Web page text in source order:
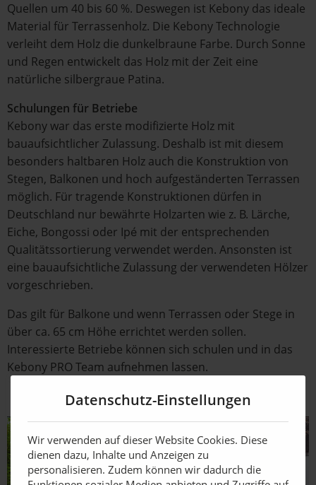
Quellen um 40 bis 60 %. Deswegen ist Kebony das ideale
Material für Terrassenholz. Die Kebony Technologie
verleiht dem Holz die dunkelbraune Farbe. Durch Sonne
und Regen entwickelt das Holz mit der Zeit eine
natürliche silbergraue Patina.
Schulungen für Betriebe
Kebony war das erste modifizierte Holz mit
bauaufsichtlicher Zulassung. Deshalb ist mit diesem
besonders haltbaren Holz auch die Konstruktion von
Stegen, Balkonen und hoch aufgeständerten Terrassen
möglich. Für tragende Konstruktionen dürfen in
Deutschland nur bewährte Holzarten wie z. B. Lärche,
Eiche, Bongossi oder Ipé mit der entsprechenden
Qualitätssortierung verwendet werden. Ansonsten ist
eine bauaufsichtliche Zulassung der verwendeten Hölzer
vorgeschrieben.
Das gilt für Balkone und wenn Terrassen oder Stege in
über ca. 65 cm Höhe errichtet werden sollen.
Interessierte Betriebe können sich schulen und in das
Kebony PRO Team aufnehmen lassen.
Datenschutz-Einstellungen
Wir verwenden auf dieser Website Cookies. Diese
dienen dazu, Inhalte und Anzeigen zu
personalisieren. Zudem können wir dadurch die